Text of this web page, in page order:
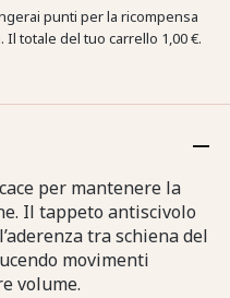
punti per la ricompensa
totale del tuo carrello 1,00 €.
per mantenere la
Il tappeto antiscivolo
tra schiena del
movimenti
volume.